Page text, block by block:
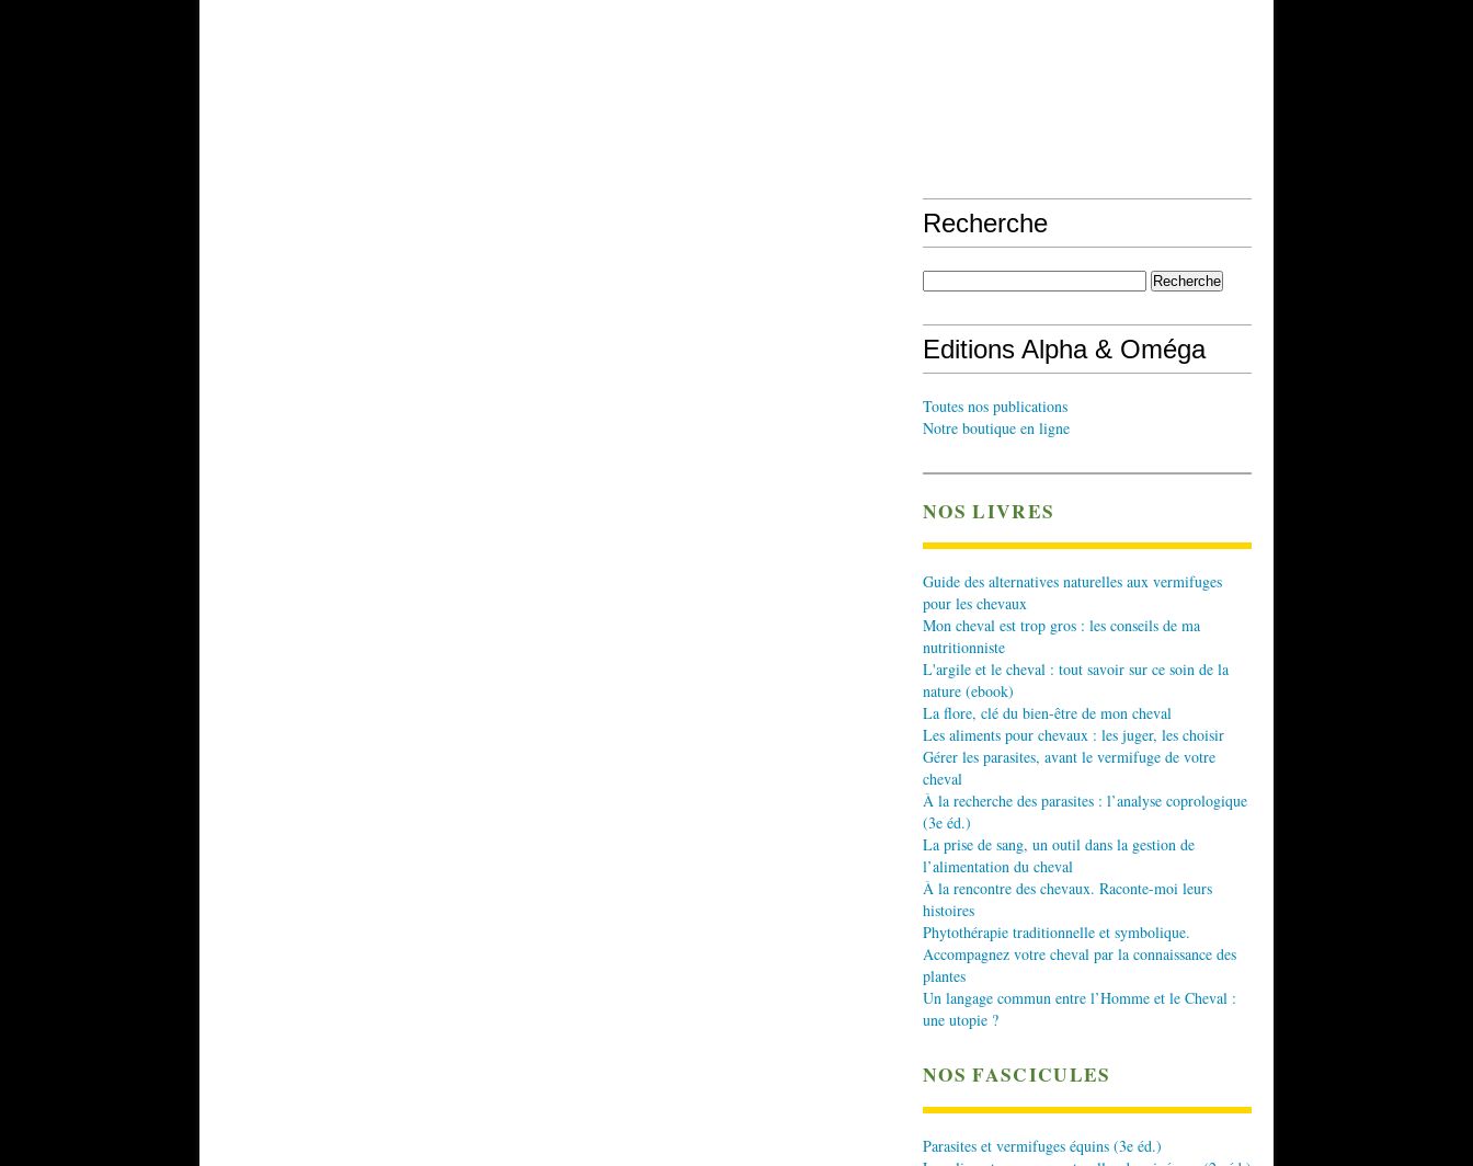
Recherche
Editions Alpha & Oméga
Toutes nos publications
Notre boutique en ligne
NOS LIVRES
Guide des alternatives naturelles aux vermifuges
pour les chevaux
Mon cheval est trop gros : les conseils de ma
nutritionniste
L'argile et le cheval : tout savoir sur ce soin de la
nature (ebook)
La flore, clé du bien-être de mon cheval
Les aliments pour chevaux : les juger, les choisir
Gérer les parasites, avant le vermifuge de votre
cheval
À la recherche des parasites : l’analyse coprologique
(3e éd.)
La prise de sang, un outil dans la gestion de
l’alimentation du cheval
À la rencontre des chevaux. Raconte-moi leurs
histoires
Phytothérapie traditionnelle et symbolique.
Accompagnez votre cheval par la connaissance des
plantes
Un langage commun entre l’Homme et le Cheval :
une utopie ?
NOS FASCICULES
Parasites et vermifuges équins (3e éd.)